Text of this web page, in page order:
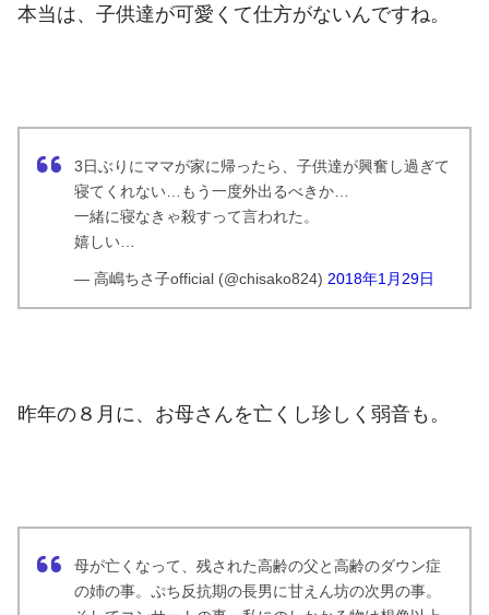
本当は、子供達が可愛くて仕方がないんですね。
3日ぶりにママが家に帰ったら、子供達が興奮し過ぎて
寝てくれない…もう一度外出るべきか…
一緒に寝なきゃ殺すって言われた。
嬉しい…
— 高嶋ちさ子official (@chisako824) 2018年1月29日
昨年の８月に、お母さんを亡くし珍しく弱音も。
母が亡くなって、残された高齢の父と高齢のダウン症
の姉の事。ぷち反抗期の長男に甘えん坊の次男の事。